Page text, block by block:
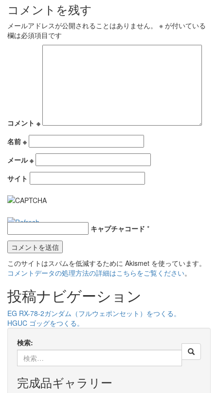
コメントを残す
メールアドレスが公開されることはありません。 ※ が付いている
欄は必須項目です
コメント ※
名前 ※
メール※
サイト
キャプチャコード *
このサイトはスパムを低減するために Akismet を使っています。
コメントデータの処理方法の詳細はこちらをご覧ください。
投稿ナビゲーション
EG RX-78-2ガンダム（フルウェポンセット）をつくる。
HGUC ゴッグをつくる。
検索:
完成品ギャラリー